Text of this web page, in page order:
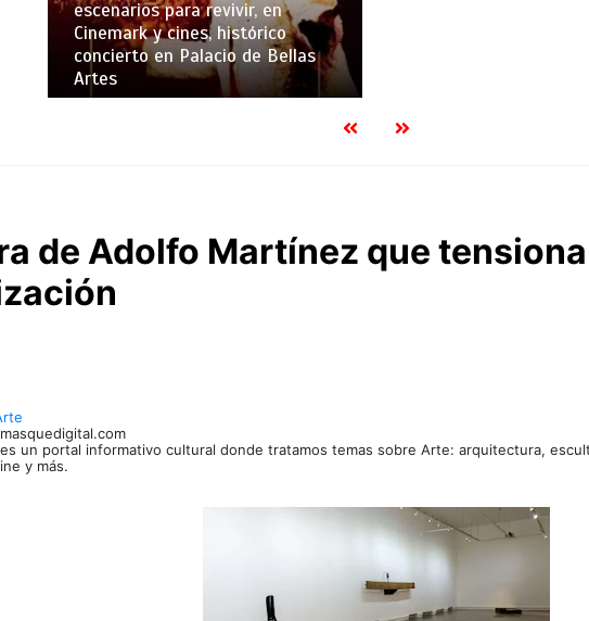
escenarios para revivir, en
Cinemark y cines, histórico
concierto en Palacio de Bellas
Artes
de Adolfo Martínez que
un portal informativo cultural donde tratamos temas sobre Arte: arquitectura,
y más.